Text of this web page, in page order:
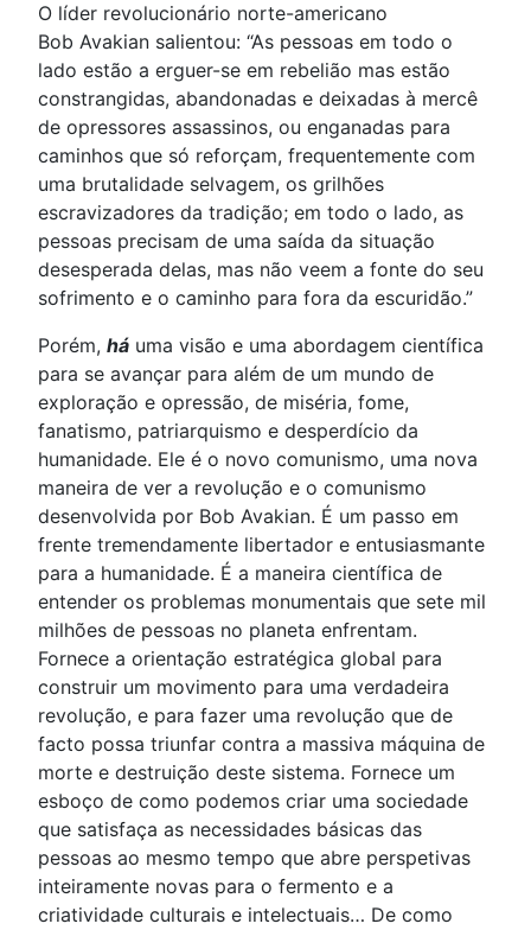
O líder revolucionário norte-americano
Bob Avakian salientou: “As pessoas em todo o
lado estão a erguer-se em rebelião mas estão
constrangidas, abandonadas e deixadas à mercê
de opressores assassinos, ou enganadas para
caminhos que só reforçam, frequentemente com
uma brutalidade selvagem, os grilhões
escravizadores da tradição; em todo o lado, as
pessoas precisam de uma saída da situação
desesperada delas, mas não veem a fonte do seu
sofrimento e o caminho para fora da escuridão.”
Porém, há uma visão e uma abordagem científica
para se avançar para além de um mundo de
exploração e opressão, de miséria, fome,
fanatismo, patriarquismo e desperdício da
humanidade. Ele é o novo comunismo, uma nova
maneira de ver a revolução e o comunismo
desenvolvida por Bob Avakian. É um passo em
frente tremendamente libertador e entusiasmante
para a humanidade. É a maneira científica de
entender os problemas monumentais que sete mil
milhões de pessoas no planeta enfrentam.
Fornece a orientação estratégica global para
construir um movimento para uma verdadeira
revolução, e para fazer uma revolução que de
facto possa triunfar contra a massiva máquina de
morte e destruição deste sistema. Fornece um
esboço de como podemos criar uma sociedade
que satisfaça as necessidades básicas das
pessoas ao mesmo tempo que abre perspetivas
inteiramente novas para o fermento e a
criatividade culturais e intelectuais… De como